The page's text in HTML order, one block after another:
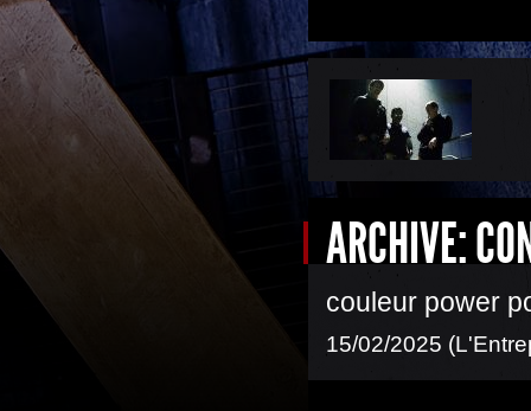
ARCHIVE:
couleur power
15/02/2025